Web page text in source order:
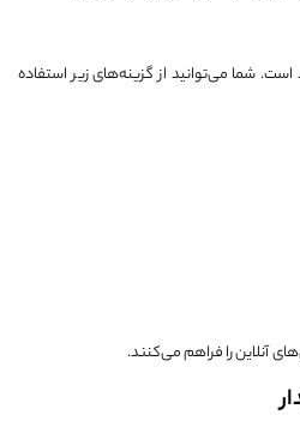
شما می‌توانید از گزینه‌های زیر استفاده
آنلاین را فراهم می‌کنند.